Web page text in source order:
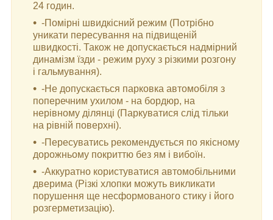
24 годин.
-Помірні швидкісний режим (Потрібно
уникати пересування на підвищеній
швидкості. Також не допускається надмірний
динамізм їзди - режим руху з різкими розгону
і гальмування).
-Не допускається парковка автомобіля з
поперечним ухилом - на бордюр, на
нерівному ділянці (Паркуватися слід тільки
на рівній поверхні).
-Пересуватись рекомендується по якісному
дорожньому покриттю без ям і вибоїн.
-Аккуратно користуватися автомобільними
дверима (Різкі хлопки можуть викликати
порушення ще несформованого стику і його
розгерметизацію).